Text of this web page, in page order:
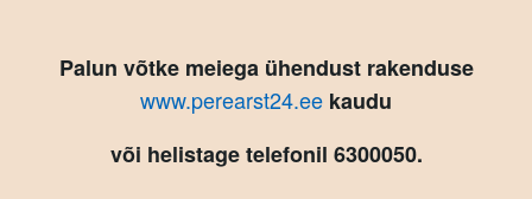
Palun võtke meiega ühendust rakenduse
www.perearst24.ee kaudu
või helistage telefonil 6300050.